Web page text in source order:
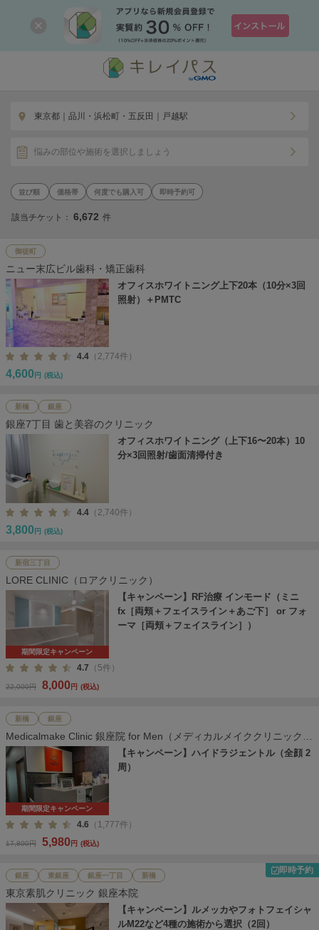
東京都｜品川・浜松町・五反田｜戸越駅
悩みの部位や施術を選択しましょう
価格帯 何度でも購入可 即時予約可
該当チケット： 6,672 件
御徒町
ニュー末広ビル歯科・矯正歯科
オフィスホワイトニング上下20本（10分×3回
照射）＋PMTC
4.4 （2,774件）
4,600 円 (税込)
新橋 銀座
銀座7丁目 歯と美容のクリニック
オフィスホワイトニング（上下16〜20本）10
分×3回照射/歯面清掃付き
4.4 （2,740件）
3,800 円 (税込)
新宿三丁目
LORE CLINIC（ロアクリニック）
期間限定キャンペーン
【キャンペーン】RF治療 インモード（ミニ
fx［両頬＋フェイスライン＋あご下］ or フォ
ーマ［両頬＋フェイスライン］）
4.7 （5件）
22,000円 8,000円 (税込)
新橋 銀座
Medicalmake Clinic 銀座院 for Men（メディカルメイククリニック
銀座院）
期間限定キャンペーン
【キャンペーン】ハイドラジェントル（全顔 2
周）
4.6 （1,777件）
17,800円 5,980円 (税込)
銀座 東銀座 銀座一丁目 新橋
即時予約
東京素肌クリニック 銀座本院
【キャンペーン】ルメッカやフォトフェイシャ
ルM22など4種の施術から選択（2回）